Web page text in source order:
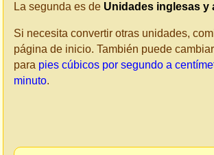
La segunda es de Unidades inglesas y
Si necesita convertir otras unidades,
página de inicio. También puede
para pies cúbicos por segundo a
minuto.